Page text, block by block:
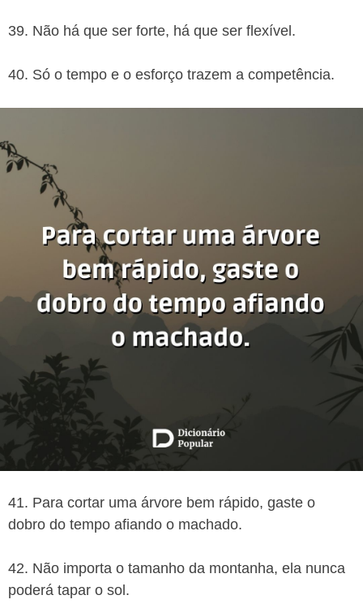
39. Não há que ser forte, há que ser flexível.
40. Só o tempo e o esforço trazem a competência.
41. Para cortar uma árvore bem rápido, gaste o
dobro do tempo afiando o machado.
42. Não importa o tamanho da montanha, ela nunca
poderá tapar o sol.